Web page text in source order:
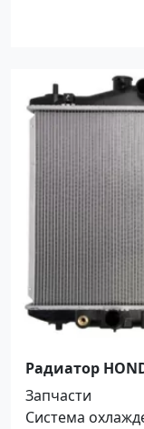
Радиатор
Краснодар
Запчасти
Система